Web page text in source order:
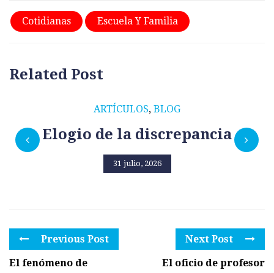
Cotidianas Escuela Y Familia
Related Post
ARTÍCULOS, BLOG
Elogio de la discrepancia
31 julio, 2026
Previous Post
El fenómeno de
Next Post
El oficio de profesor